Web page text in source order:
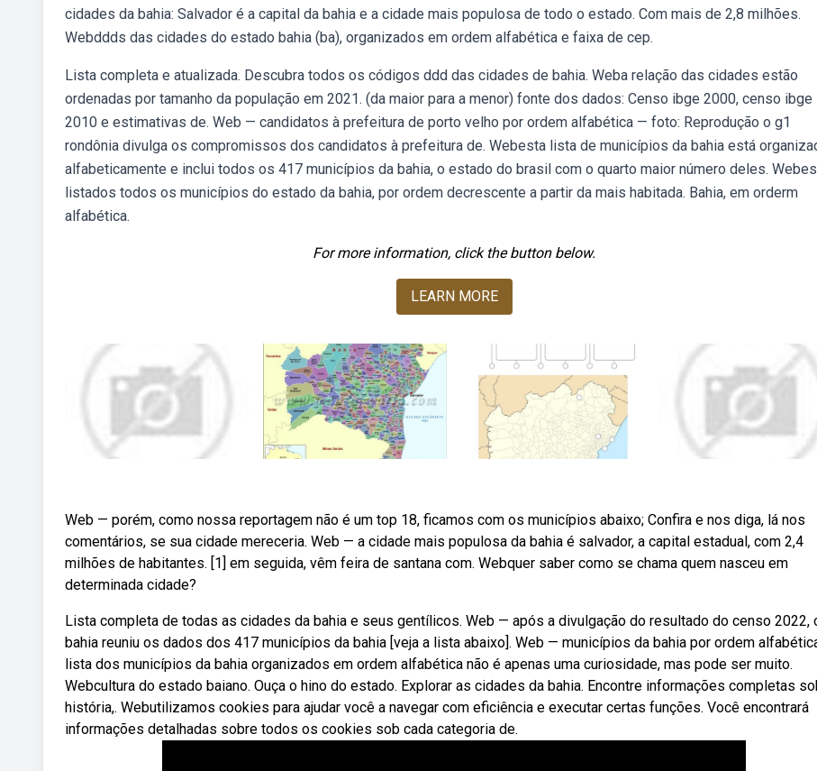
cidades da bahia: Salvador é a capital da bahia e a cidade mais populosa de todo o estado. Com mais de 2,8 milhões.
Webddds das cidades do estado bahia (ba), organizados em ordem alfabética e faixa de cep.
Lista completa e atualizada. Descubra todos os códigos ddd das cidades de bahia. Weba relação das cidades estão
ordenadas por tamanho da população em 2021. (da maior para a menor) fonte dos dados: Censo ibge 2000, censo ibge
2010 e estimativas de. Web — candidatos à prefeitura de porto velho por ordem alfabética — foto: Reprodução o g1
rondônia divulga os compromissos dos candidatos à prefeitura de. Webesta lista de municípios da bahia está
alfabeticamente e inclui todos os 417 municípios da bahia, o estado do brasil com o quarto maior número deles.
listados todos os municípios do estado da bahia, por ordem decrescente a partir da mais habitada. Bahia, em orderm
alfabética.
For more information, click the button below.
LEARN MORE
Web — porém, como nossa reportagem não é um top 18, ficamos com os municípios abaixo; Confira e nos diga, lá nos
comentários, se sua cidade mereceria. Web — a cidade mais populosa da bahia é salvador, a capital estadual, com 2,4
milhões de habitantes. [1] em seguida, vêm feira de santana com. Webquer saber como se chama quem nasceu em
determinada cidade?
Lista completa de todas as cidades da bahia e seus gentílicos. Web — após a divulgação do resultado do censo 2022,
bahia reuniu os dados dos 417 municípios da bahia [veja a lista abaixo]. Web — municípios da bahia por ordem
lista dos municípios da bahia organizados em ordem alfabética não é apenas uma curiosidade, mas pode ser muito.
Webcultura do estado baiano. Ouça o hino do estado. Explorar as cidades da bahia. Encontre informações completas
história,. Webutilizamos cookies para ajudar você a navegar com eficiência e executar certas funções. Você encontrará
informações detalhadas sobre todos os cookies sob cada categoria de.